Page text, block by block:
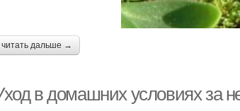
читать дальше →
в домашних условиях за